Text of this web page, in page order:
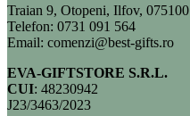
Traian 9, Otopeni, Ilfov, 075100
Telefon: 0731 091 564
Email: comenzi@best-gifts.ro
EVA-GIFTSTORE S.R.L.
CUI: 48230942
J23/3463/2023